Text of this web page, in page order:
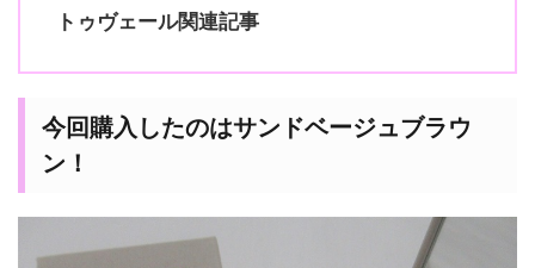
トゥヴェール関連記事
今回購入したのはサンドベージュブラウ
ン！